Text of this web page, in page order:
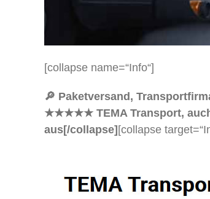
[collapse name=“Info“]
🔎 Paketversand,
★★★★★ TEMA Transport,
aus[/collapse][collapse